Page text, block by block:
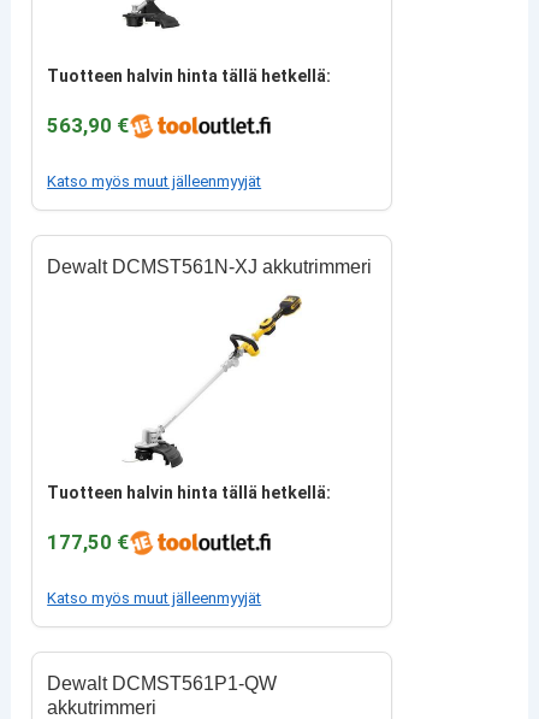
Tuotteen halvin hinta tällä hetkellä:
563,90 €
Katso myös muut jälleenmyyjät
Dewalt DCMST561N-XJ akkutrimmeri
Tuotteen halvin hinta tällä hetkellä:
177,50 €
Katso myös muut jälleenmyyjät
Dewalt DCMST561P1-QW
akkutrimmeri